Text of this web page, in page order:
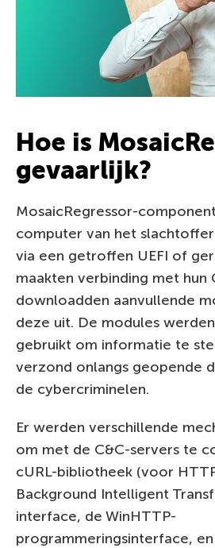
Hoe is
gevaarlijk?
MosaicRegressor-
computer van het
via een getroffen UEFI of
maakten verbinding met hun
downloadden aanvullende
deze uit. De modules
gebruikt om informatie te
verzond onlangs geopende
de cybercriminelen.
Er werden verschillende
om met de C&C-servers te
cURL-bibliotheek (voor
Background Intelligent
interface, de WinHTTP-
programmeringsinterface,